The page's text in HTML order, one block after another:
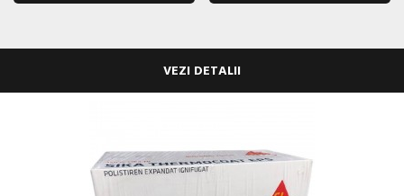
VEZI DETALII